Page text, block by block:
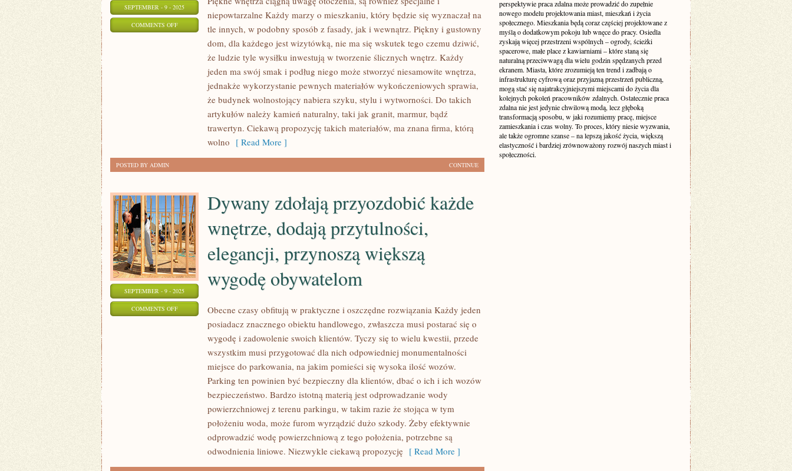
SEPTEMBER - 9 - 2025
COMMENTS OFFON
POCIĄGAJĄ
OTOCZENIA,
SZCZEGÓLNE
I
NIEPOWTARZALNE
niepowtarzalne Każdy marzy o mieszkaniu, który będzie się wyznaczał na
tle innych, w podobny sposób z fasady, jak i wewnątrz. Piękny i gustowny
dom, dla każdego jest wizytówką, nie ma się wskutek tego czemu dziwić,
że ludzie tyle wysiłku inwestują w tworzenie ślicznych wnętrz. Każdy
jeden ma swój smak i podług niego może stworzyć niesamowite wnętrza,
jednakże wykorzystanie pewnych materiałów wykończeniowych sprawia,
że budynek wolnostojący nabiera szyku, stylu i wytworności. Do takich
artykułów należy kamień naturalny, taki jak granit, marmur, bądź
trawertyn. Ciekawą propozycję takich materiałów, ma znana firma, którą
wolno [ Read More ]
CONTINUE
POSTED BY ADMIN
SEPTEMBER - 9 - 2025
COMMENTS OFFON
PRZYOZDOBIĆ
PRZYTULNOŚCI,
ELEGANCJI,
PRZYNOSZĄ
Dywany zdołają przyozdobić każde
wnętrze, dodają przytulności,
elegancji, przynoszą większą
wygodę obywatelom
Obecne czasy obfitują w praktyczne i oszczędne rozwiązania Każdy jeden
posiadacz znacznego obiektu handlowego, zwłaszcza musi postarać się o
wygodę i zadowolenie swoich klientów. Tyczy się to wielu kwestii, przede
wszystkim musi przygotować dla nich odpowiedniej monumentalności
miejsce do parkowania, na jakim pomieści się wysoka ilość wozów.
Parking ten powinien być bezpieczny dla klientów, dbać o ich i ich wozów
bezpieczeństwo. Bardzo istotną materią jest odprowadzanie wody
powierzchniowej z terenu parkingu, w takim razie że stojąca w tym
położeniu woda, może furom wyrządzić dużo szkody. Żeby efektywnie
odprowadzić wodę powierzchniową z tego położenia, potrzebne są
odwodnienia liniowe. Niezwykle ciekawą propozycję [ Read More ]
perspektywie praca zdalna może prowadzić do zupełnie
nowego modelu projektowania miast, mieszkań i życia
społecznego. Mieszkania będą coraz częściej projektowane z
myślą o dodatkowym pokoju lub wnęce do pracy. Osiedla
zyskają więcej przestrzeni wspólnych – ogrody, ścieżki
spacerowe, małe place z kawiarniami – które staną się
naturalną przeciwwagą dla wielu godzin spędzanych przed
ekranem. Miasta, które zrozumieją ten trend i zadbają o
infrastrukturę cyfrową oraz przyjazną przestrzeń publiczną,
mogą stać się najatrakcyjniejszymi miejscami do życia dla
kolejnych pokoleń pracowników zdalnych. Ostatecznie praca
zdalna nie jest jedynie chwilową modą, lecz głęboką
transformacją sposobu, w jaki rozumiemy pracę, miejsce
zamieszkania i czas wolny. To proces, który niesie wyzwania,
ale także ogromne szanse – na lepszą jakość życia, większą
elastyczność i bardziej zrównoważony rozwój naszych miast i
społeczności.